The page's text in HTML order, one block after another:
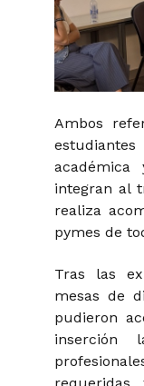
Ambos
académica
integran al
realiza
pymes de
Tras las
mesas de
pudieron
inserción